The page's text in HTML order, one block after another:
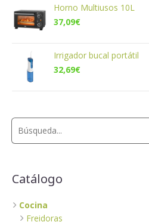
Horno Multiusos 10L
37,09€
Irrigador bucal portátil
32,69€
Catálogo
Cocina
Freidoras